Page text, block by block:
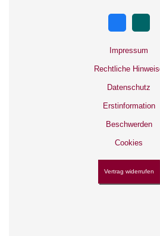
Impressum
Rechtliche
Datenschutz
Erstinformation
Beschwerden
Cookies
Vertrag widerrufen